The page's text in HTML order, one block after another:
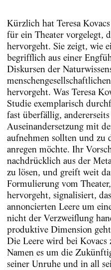
Kürzlich hat Teresa
für ein Theater vorgelegt,
hervorgeht. Sie zeigt, wie
begrifflich aus einer
Diskursen der
hervorgeht. Was Teresa
Studie exemplarisch
fast überfällig,
Auseinandersetzung mit
aufnehmen sollten und zu
anregen möchte. Ihr
nachdrücklich aus der
zu lösen, und greift weit
Formulierung vom
hervorgeht, signalisiert,
annoncierten Leere um
nicht der Verzweiflung
produktive Dimension
Die Leere wird bei Kovacs
Namen es um die
seiner Unruhe und in all